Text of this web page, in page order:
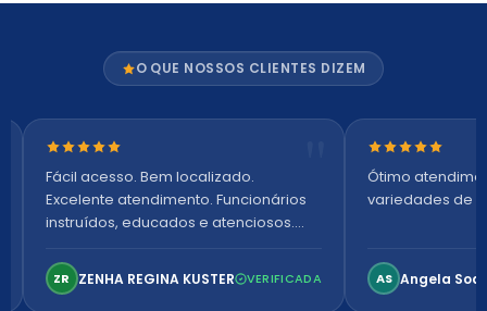
O QUE NOSSOS CLIENTES DIZEM
Nota 5 de 5 estrelas
Fácil acesso. Bem localizado.
Excelente atendimento. Funcionários
instruídos, educados e atenciosos.
confortável. Perfeito!
ZR ZENHA REGINA KUSTER VERIFICADA
Nota 5 de 5
Ótimo
variedades de
AS Angela